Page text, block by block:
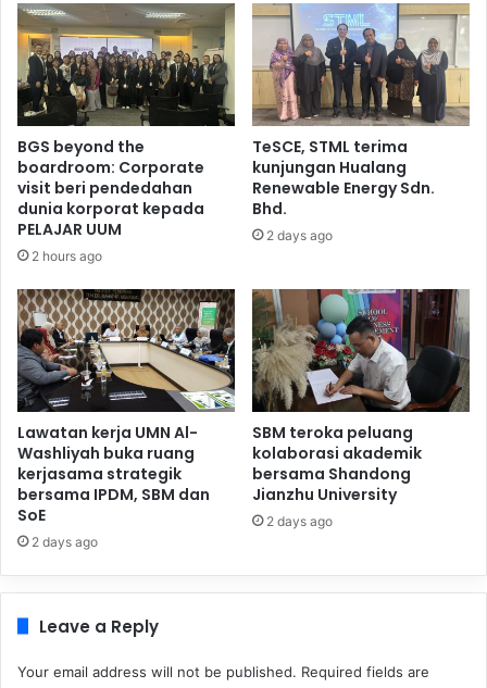
BGS beyond the
boardroom: Corporate
visit beri pendedahan
dunia korporat kepada
PELAJAR UUM
2 hours ago
TeSCE, STML terima
kunjungan Hualang
Renewable Energy Sdn.
Bhd.
2 days ago
Lawatan kerja UMN Al-
Washliyah buka ruang
kerjasama strategik
bersama IPDM, SBM dan
SoE
2 days ago
SBM teroka peluang
kolaborasi akademik
bersama Shandong
Jianzhu University
2 days ago
Leave a Reply
Your email address will not be published. Required fields are